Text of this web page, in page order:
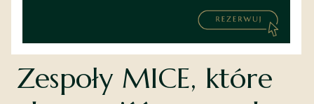
się do tej misji. Hotel z termami w pokoju — tak.
Zespoły MICE, które